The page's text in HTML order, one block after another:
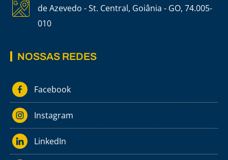
de Azevedo - St. Central, Goiânia - GO, 74.005-
010
NOSSAS REDES
Facebook
Instagram
LinkedIn